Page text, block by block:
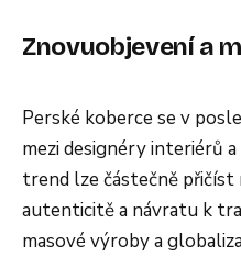
Znovuobjevení a
Perské koberce se v
mezi designéry interiérů
trend lze částečně
autenticitě a návratu k
masové výroby a